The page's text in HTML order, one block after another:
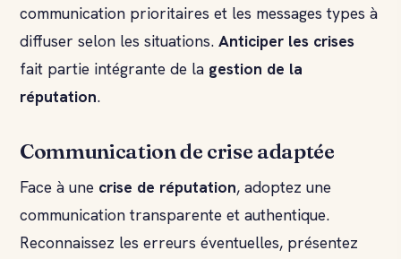
communication prioritaires et les messages types à
diffuser selon les situations. Anticiper les crises
fait partie intégrante de la gestion de la
réputation.
Communication de crise adaptée
Face à une crise de réputation, adoptez une
communication transparente et authentique.
Reconnaissez les erreurs éventuelles, présentez